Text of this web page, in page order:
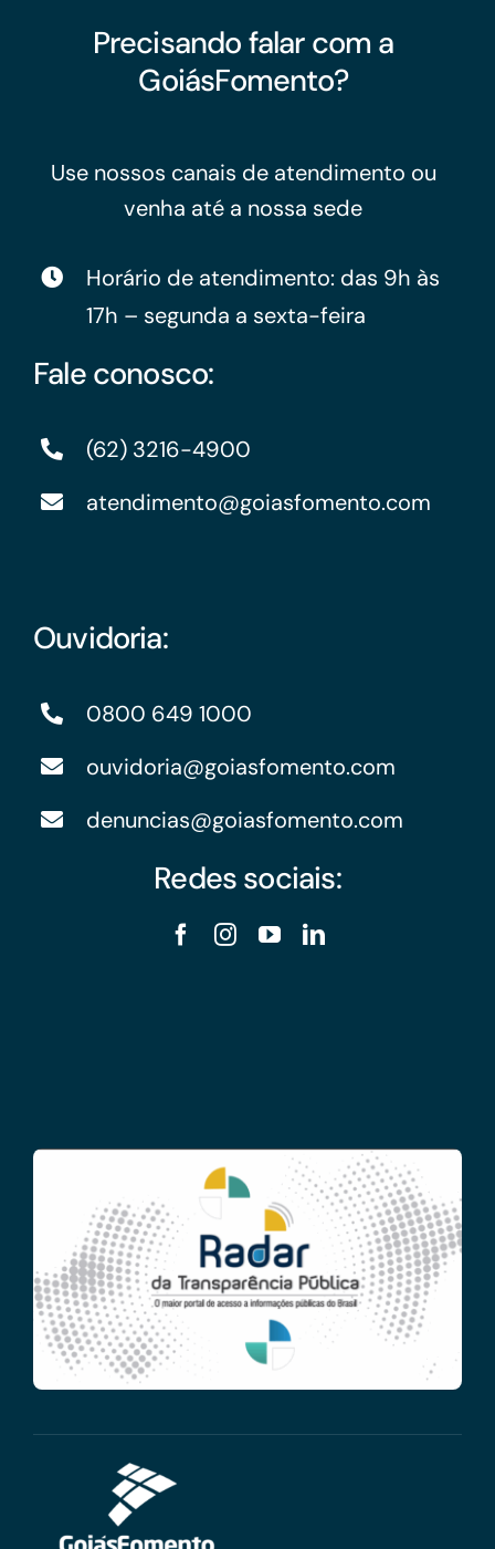
Precisando falar com a
GoiásFomento?
Use nossos canais de atendimento ou
venha até a nossa sede
Horário de atendimento: das 9h às
17h – segunda a sexta-feira
Fale conosco:
(62) 3216-4900
atendimento@goiasfomento.com
Ouvidoria:
0800 649 1000
ouvidoria@goiasfomento.com
denuncias@goiasfomento.com
Redes sociais: